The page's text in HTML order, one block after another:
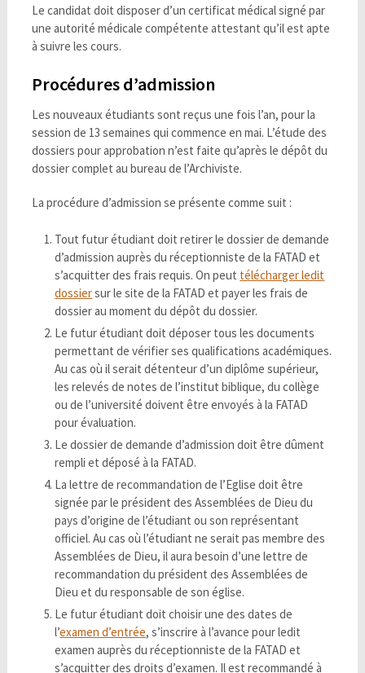
Le candidat doit disposer d’un certificat médical signé par
une autorité médicale compétente attestant qu’il est apte
à suivre les cours.
Procédures d’admission
Les nouveaux étudiants sont reçus une fois l’an, pour la
session de 13 semaines qui commence en mai. L’étude des
dossiers pour approbation n’est faite qu’après le dépôt du
dossier complet au bureau de l’Archiviste.
La procédure d’admission se présente comme suit :
Tout futur étudiant doit retirer le dossier de demande
d’admission auprès du réceptionniste de la FATAD et
s’acquitter des frais requis. On peut télécharger ledit
dossiersur le site de la FATAD et payer les frais de
dossier au moment du dépôt du dossier.
Le futur étudiant doit déposer tous les documents
permettant de vérifier ses qualifications académiques.
Au cas où il serait détenteur d’un diplôme supérieur,
les relevés de notes de l’institut biblique, du collège
ou de l’université doivent être envoyés à la FATAD
pour évaluation.
Le dossier de demande d’admission doit être dûment
rempli et déposé à la FATAD.
La lettre de recommandation de l’Eglise doit être
signée par le président des Assemblées de Dieu du
pays d’origine de l’étudiant ou son représentant
officiel. Au cas où l’étudiant ne serait pas membre des
Assemblées de Dieu, il aura besoin d’une lettre de
recommandation du président des Assemblées de
Dieu et du responsable de son église.
Le futur étudiant doit choisir une des dates de
l’examen d’entrée, s’inscrire à l’avance pour ledit
examen auprès du réceptionniste de la FATAD et
s’acquitter des droits d’examen. Il est recommandé à